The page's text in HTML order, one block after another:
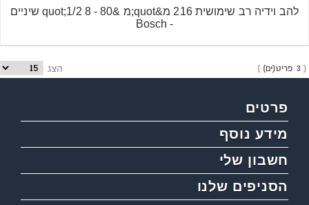
להב וידיה רב שימושית 216 מ&quot;מ &quot;1/2 8 - 80 שיניים
- Bosch
3 פריט(ים) הצג
פרטים
מידע נוסף
חשבון שלי
הסניפים שלנו